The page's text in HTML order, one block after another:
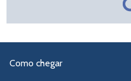
Como chegar